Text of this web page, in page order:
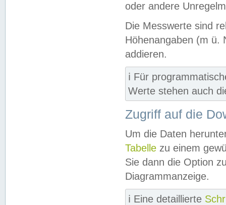
oder andere
Die Messwerte sind
Höhenangaben (m ü.
addieren.
ℹ️ Für
Werte stehen auch
Zugriff auf die
Um die Daten
Tabelle zu einem
Sie dann die Option
Diagrammanzeige.
ℹ️ Eine detaillierte